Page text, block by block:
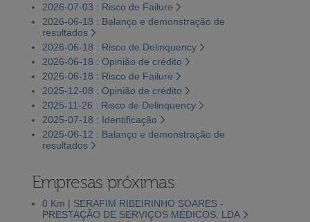
2026-07-03 : Risco de Failure
2026-06-18 : Balanço e demonstração de
resultados
2026-06-18 : Risco de Delinquency
2026-06-18 : Opinião de crédito
2026-06-18 : Risco de Failure
2025-12-08 : Opinião de crédito
2025-11-26 : Risco de Delinquency
2025-07-18 : Identificação
2025-06-12 : Balanço e demonstração de
resultados
Empresas próximas
0 Km | SERAFIM RIBEIRINHO SOARES -
PRESTAÇÃO DE SERVIÇOS MÉDICOS, LDA